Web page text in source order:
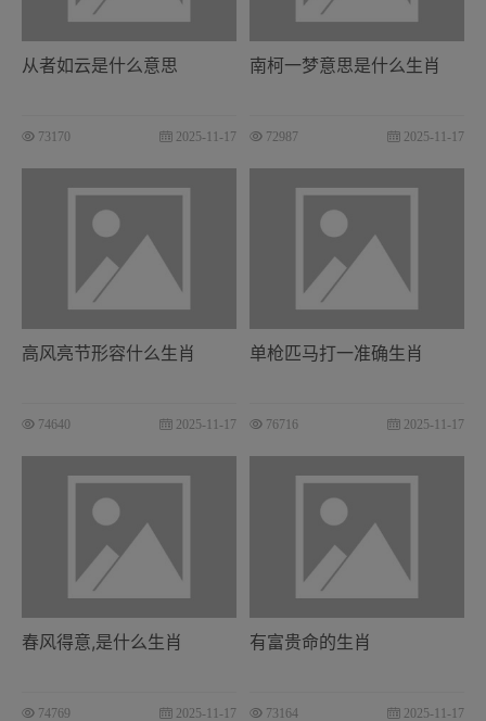
从者如云是什么意思
73170 2025-11-17
南柯一梦意思是什么生肖
72987 2025-11-17
高风亮节形容什么生肖
74640 2025-11-17
单枪匹马打一准确生肖
76716 2025-11-17
春风得意,是什么生肖
74769 2025-11-17
有富贵命的生肖
73164 2025-11-17